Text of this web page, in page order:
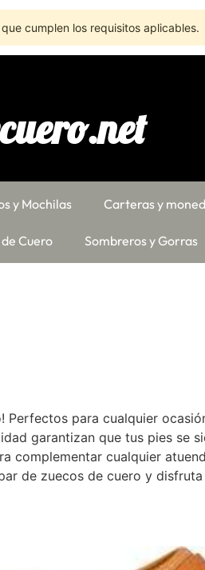
cumplen los requisitos aplicables.
y Mochilas Carteras y
Cuero Sombreros y Gorras
para cualquier
garantizan que tus pies se
complementar cualquier
de zuecos de cuero y